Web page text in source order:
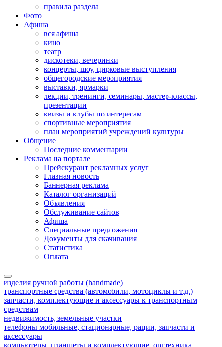
правила раздела
Фото
Афиша
вся афиша
кино
театр
дискотеки, вечеринки
концерты, шоу, цирковые выступления
общегородские мероприятия
выставки, ярмарки
лекции, тренинги, семинары, мастер-классы,
презентации
квизы и клубы по интересам
спортивные мероприятия
план мероприятий учреждений культуры
Общение
Последние комментарии
Реклама на портале
Прейскурант рекламных услуг
Главная новость
Баннерная реклама
Каталог организаций
Объявления
Обслуживание сайтов
Афиша
Специальные предложения
Документы для скачивания
Статистика
Оплата
изделия ручной работы (handmade)
транспортные средства (автомобили, мотоциклы и т.д.)
запчасти, комплектующие и аксессуары к транспортным
средствам
недвижимость, земельные участки
телефоны мобильные, стационарные, рации, запчасти и
аксессуары
компьютеры, планшеты и комплектующие, оргтехника